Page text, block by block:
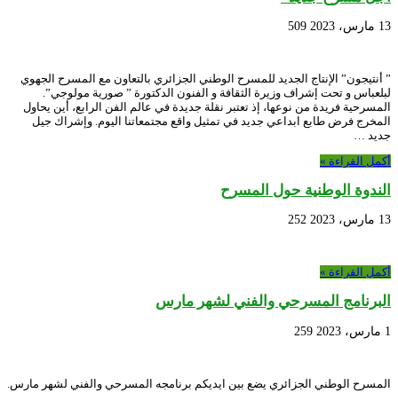
13 مارس، 2023 509
” أنتيجون” الإنتاج الجديد للمسرح الوطني الجزائري بالتعاون مع المسرح الجهوي
لبلعباس و تحت إشراف وزيرة الثقافة و الفنون الدكتورة ” صورية مولوجي”.
المسرحية فريدة من نوعها، إذ تعتبر نقلة جديدة في عالم الفن الرابع، أين يحاول
المخرج فرض طابع ابداعي جديد في تمثيل واقع مجتمعاتنا اليوم. وإشراك جيل
جديد …
أكمل القراءة »
الندوة الوطنية حول المسرح
13 مارس، 2023 252
أكمل القراءة »
البرنامج المسرحي والفني لشهر مارس
1 مارس، 2023 259
المسرح الوطني الجزائري يضع بين ايديكم برنامجه المسرحي والفني لشهر مارس.